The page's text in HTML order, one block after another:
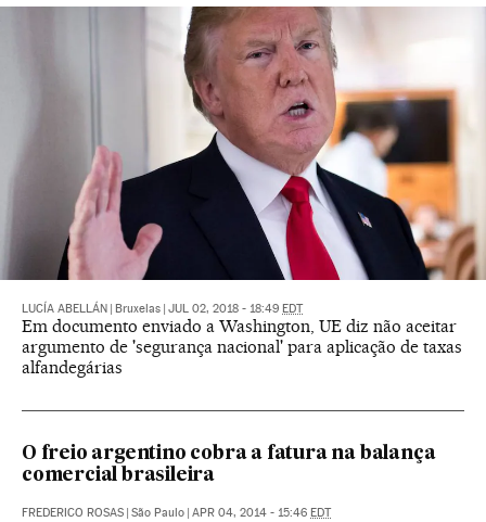
LUCÍA ABELLÁN Bruxelas JUL 02, 2018 - 18:49 EDT
Em documento enviado a Washington, UE diz não aceitar
argumento de 'segurança nacional' para aplicação de taxas
alfandegárias
O freio argentino cobra a fatura na balança
comercial brasileira
FREDERICO ROSAS São Paulo APR 04, 2014 - 15:46 EDT